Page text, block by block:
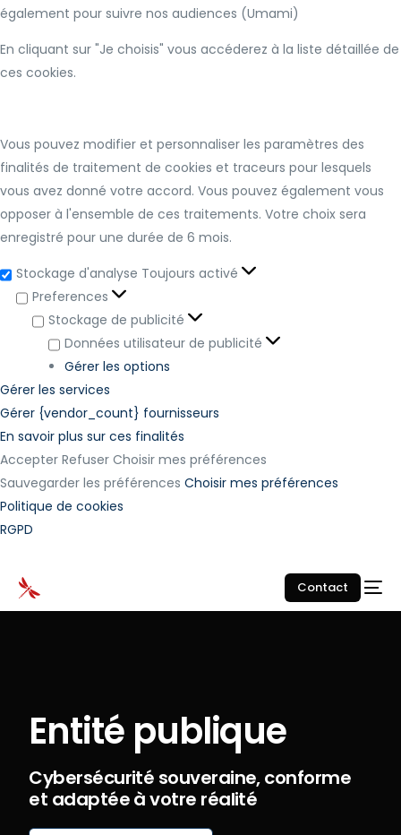
également pour suivre nos audiences (Umami)
En cliquant sur "Je choisis" vous accéderez à la liste détaillée de
ces cookies.
Vous pouvez modifier et personnaliser les paramètres des
finalités de traitement de cookies et traceurs pour lesquels
vous avez donné votre accord. Vous pouvez également vous
opposer à l'ensemble de ces traitements. Votre choix sera
enregistré pour une durée de 6 mois.
Stockage d'analyse Toujours activé
Preferences
Stockage de publicité
Données utilisateur de publicité
Gérer les options
Gérer les services
Gérer {vendor_count} fournisseurs
En savoir plus sur ces finalités
Accepter Refuser Choisir mes préférences
Sauvegarder les préférences Choisir mes préférences
Politique de cookies
RGPD
Contact
Entité publique
Cybersécurité souveraine, conforme
et adaptée à votre réalité